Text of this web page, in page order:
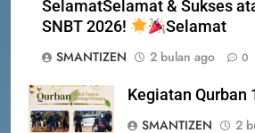
SelamatSelamat & Sukses
SNBT 2026!
Selamat
SMANTIZEN
2 bulan ago 0
Kegiatan Qurban
SMANTIZEN
2
MELALUI
SISWA SPMB
INFO
5